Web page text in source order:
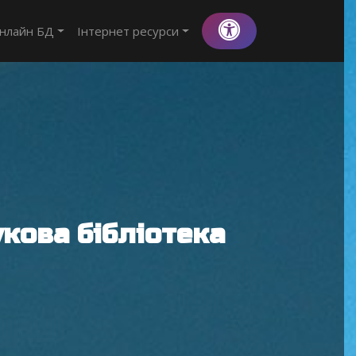
БД Інтернет ресурси
бібліотека